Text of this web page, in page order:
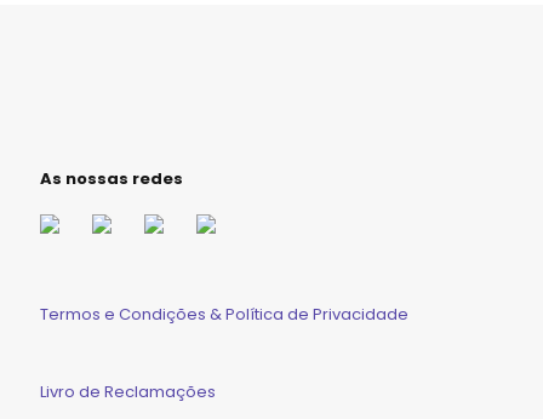
As nossas redes
Termos e Condições & Política de Privacidade
Livro de Reclamações